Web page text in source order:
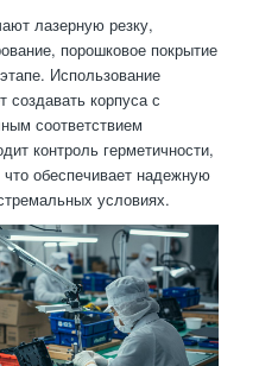
лазерную резку,
порошковое покрытие
Использование
создавать корпуса с
соответствием
контроль герметичности,
обеспечивает надежную
условиях.